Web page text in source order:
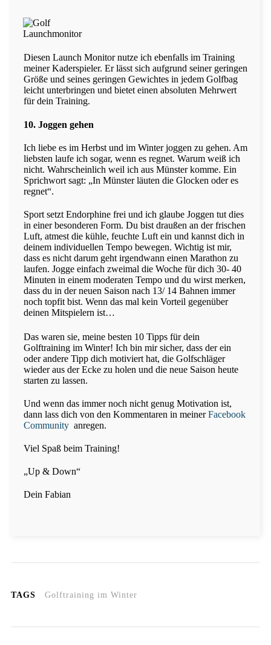
Diesen Launch Monitor nutze ich ebenfalls im Training
meiner Kaderspieler. Er lässt sich aufgrund seiner geringen
Größe und seines geringen Gewichtes in jedem Golfbag
leicht unterbringen und bietet einen absoluten Mehrwert
für dein Training.
10. Joggen gehen
Ich liebe es im Herbst und im Winter joggen zu gehen. Am
liebsten laufe ich sogar, wenn es regnet. Warum weiß ich
nicht. Wahrscheinlich weil ich aus Münster komme. Ein
Sprichwort sagt: „In Münster läuten die Glocken oder es
regnet“.
Sport setzt Endorphine frei und ich glaube Joggen tut dies
in einer besonderen Form. Du bist draußen an der frischen
Luft, atmest die kühle, feuchte Luft ein und kannst dich in
deinem individuellen Tempo bewegen. Wichtig ist mir,
dass es nicht darum geht irgendwann einen Marathon zu
laufen. Jogge einfach zweimal die Woche für dich 30- 40
Minuten in einem moderaten Tempo und du wirst merken,
dass du in der neuen Saison nach 13/ 14 Bahnen immer
noch topfit bist. Wenn das mal kein Vorteil gegenüber
deinen Mitspielern ist…
Das waren sie, meine besten 10 Tipps für dein
Golftraining im Winter! Ich bin mir sicher, dass der ein
oder andere Tipp dich motiviert hat, die Golfschläger
wieder aus der Ecke zu holen und die neue Saison heute
starten zu lassen.
Und wenn das immer noch nicht genug Motivation ist,
dann lass dich von den Kommentaren in meinerFacebook
Community anregen.
Viel Spaß beim Training!
„Up & Down“
Dein Fabian
TAGS Golftraining im Winter